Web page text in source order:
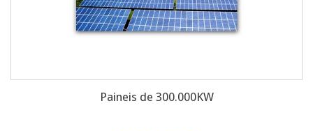
Paineis de 300.000KW